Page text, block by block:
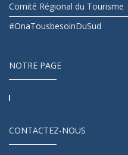
Comité Régional du Tourisme
#OnaTousbesoinDuSud
NOTRE PAGE
CONTACTEZ-NOUS